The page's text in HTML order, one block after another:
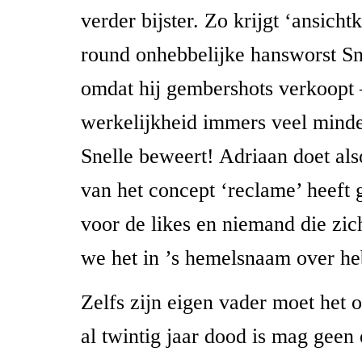
verder bijster. Zo krijgt
round onhebbelijke hansworst
omdat hij gembershots
werkelijkheid immers veel
Snelle beweert! Adriaan doet
van het concept ‘reclame’ heeft
voor de likes en niemand die
we het in ’s hemelsnaam over
Zelfs zijn eigen vader moet het
al twintig jaar dood is mag geen